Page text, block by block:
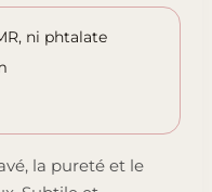
ni phtalate
la pureté et le